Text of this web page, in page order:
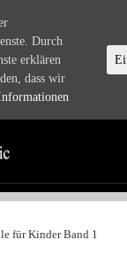
für Kinder Band 1
Durch
erklären
dass wir